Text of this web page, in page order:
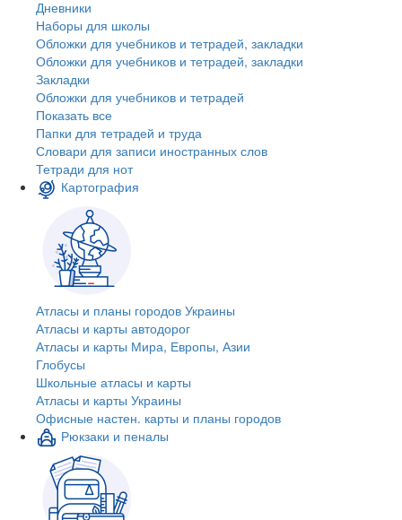
Дневники
Наборы для школы
Обложки для учебников и тетрадей, закладки
Обложки для учебников и тетрадей, закладки
Закладки
Обложки для учебников и тетрадей
Показать все
Папки для тетрадей и труда
Словари для записи иностранных слов
Тетради для нот
Картография
Атласы и планы городов Украины
Атласы и карты автодорог
Атласы и карты Мира, Европы, Азии
Глобусы
Школьные атласы и карты
Атласы и карты Украины
Офисные настен. карты и планы городов
Рюкзаки и пеналы